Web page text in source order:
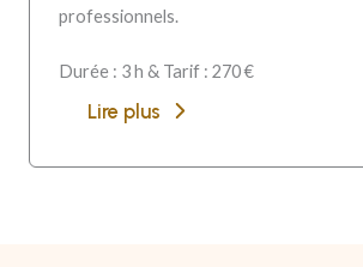
professionnels.
Durée : 3 h & Tarif : 270 €
Lire plus